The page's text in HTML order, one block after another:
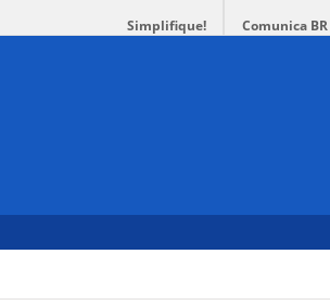
Simplifique! Comunica BR